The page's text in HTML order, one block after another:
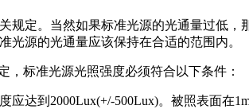
规定。当然如果标准光源的光通量过低
光源的光通量应该保持在合适的范围内。
，标准光源光照强度必须符合以下条件：
达到2000Lux(+/-500Lux)。被照表面在